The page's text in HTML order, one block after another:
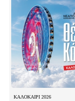
ΚΑΛΟΚΑΙΡΙ 2026